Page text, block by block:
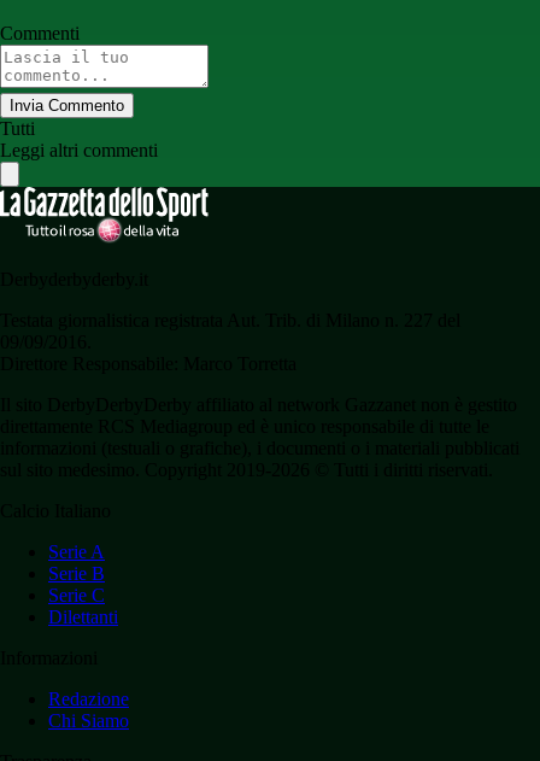
Commenti
Invia Commento
Tutti
Leggi altri commenti
Serie A
Serie B
Serie C
Dilettanti
Redazione
Chi Siamo